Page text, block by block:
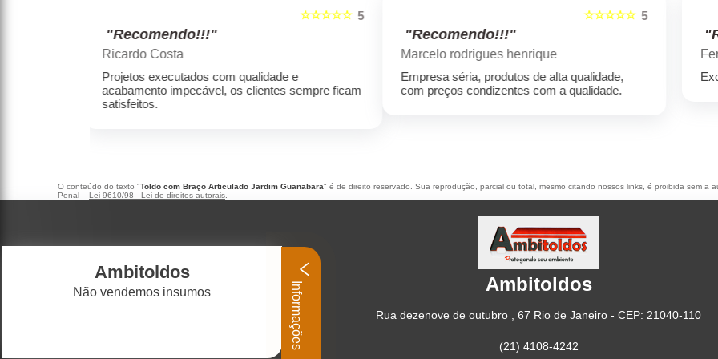
5
☆☆☆☆☆
"Recomendo!!!"
Marcelo rodrigues henrique
Empresa séria, produtos de alta qualidade,
com preços condizentes com a qualidade.
☆☆☆☆☆
"Recomendo!!!"
Fernando Zambelli
Excelente atendimento e bons profissionais
O conteúdo do texto "Toldo com Braço Articulado Jardim Guanabara" é de direito reservado. Sua reprodução, parcial ou total, mesmo citando nossos links, é proibida sem a
Penal – Lei 9610/98 - Lei de direitos autorais.
Ambitoldos
Rua dezenove de outubro , 67 Rio de Janeiro - CEP: 21040-110
(21) 4108-4242
Ambitoldos
Não vendemos insumos Informações